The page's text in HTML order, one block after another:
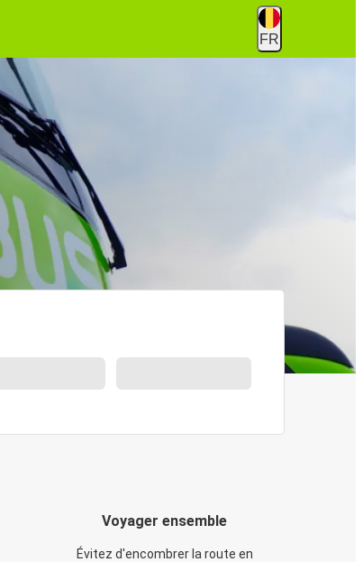
FR
Voyager ensemble
Évitez d'encombrer la route en